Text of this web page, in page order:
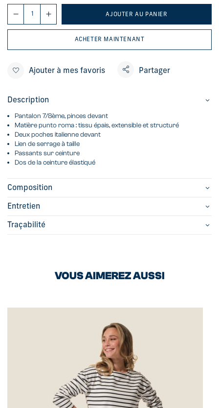
AJOUTER AU PANIER
ACHETER MAINTENANT
Ajouter à mes favoris Partager
Description
Pantalon 7/8ème, pinces devant
Matière punto roma : tissu épais, extensible et structuré
Deux poches italienne devant
Lien de serrage à taille
Passants sur ceinture
Dos de la ceinture élastiqué
Composition
Entretien
Traçabilité
VOUS AIMEREZ AUSSI